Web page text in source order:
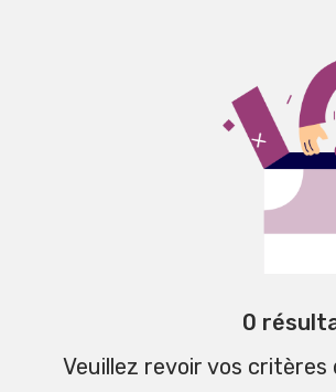
0
Veuillez revoir vos